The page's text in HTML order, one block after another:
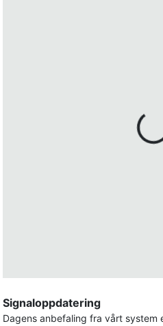
Signaloppdatering
Dagens anbefaling fra vårt system